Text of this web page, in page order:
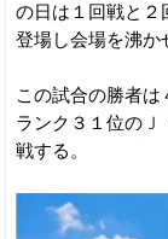
の日は１回戦と２
登場し会場を沸か
この試合の勝者
ランク３１位の
戦する。